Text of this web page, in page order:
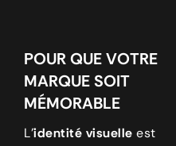
POUR QUE VOTRE
MARQUE SOIT
MÉMORABLE
L’identité visuelle est